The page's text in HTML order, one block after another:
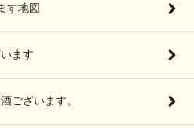
す地図
ます
ございます。